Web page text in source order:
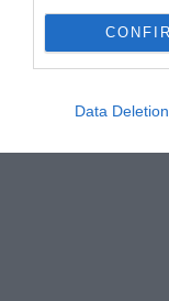
Data Deletion